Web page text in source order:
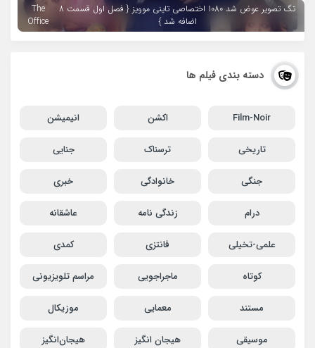
تگ تصویر عوض شد 1080 اختصاصی تاینی موویز { فصل اول قسمت 8
اضافه شد }
The
Office
دسته بندی فیلم ها
Film-Noir اکشن انیمیشن
تاریخی ترسناک جنایی
جنگی خانوادگی خبری
درام زندگی نامه عاشقانه
علمی-تخیلی فانتزی کمدی
کوتاه ماجراجویی مراسم تلویزیونی
مستند معمایی موزیکال
موسیقی هیجان انگیز هیجان‌انگیز